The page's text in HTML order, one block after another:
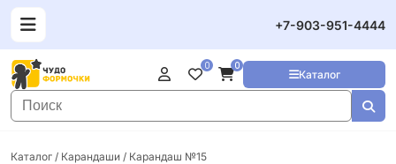
+7-903-951-4444
Каталог
0 0
Каталог / Карандаши / Карандаш №15